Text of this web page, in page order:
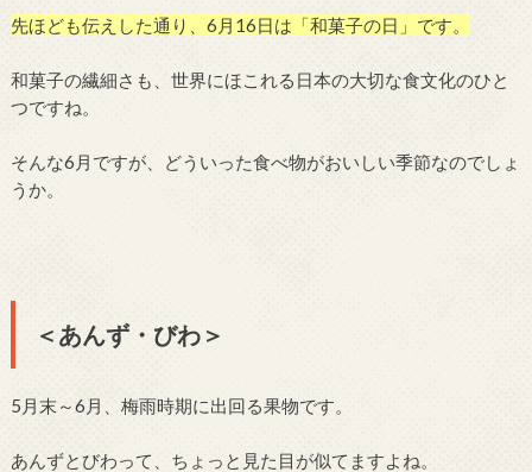
先ほども伝えした通り、6月16日は「和菓子の日」です。
和菓子の繊細さも、世界にほこれる日本の大切な食文化のひと
つですね。
そんな6月ですが、どういった食べ物がおいしい季節なのでしょ
うか。
＜あんず・びわ＞
5月末～6月、梅雨時期に出回る果物です。
あんずとびわって、ちょっと見た目が似てますよね。